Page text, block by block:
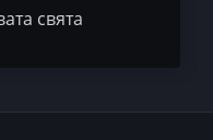
свята